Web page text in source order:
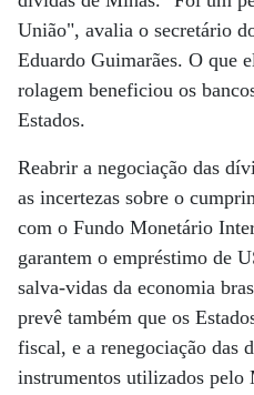
União", avalia o secretário
Eduardo Guimarães. O que
rolagem beneficiou os
Estados.
Reabrir a negociação das
as incertezas sobre o
com o Fundo Monetário
garantem o empréstimo de
salva-vidas da economia
prevê também que os
fiscal, e a renegociação das
instrumentos utilizados pelo